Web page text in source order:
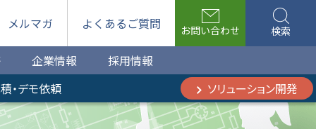
メルマガ よくあるご質問 お問い合わせ 検索
企業情報
採用情報
・デモ依頼 ソリューション開発